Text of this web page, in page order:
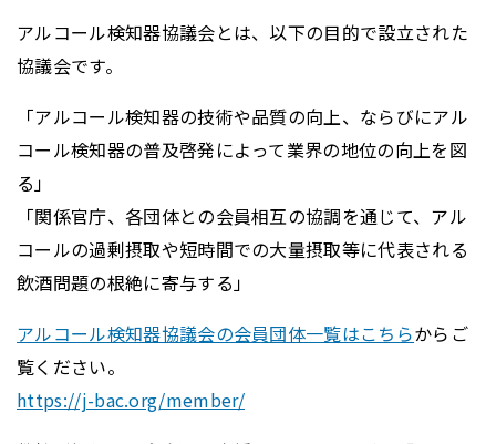
アルコール検知器協議会とは、以下の目的で設立された
協議会です。
「アルコール検知器の技術や品質の向上、ならびにアル
コール検知器の普及啓発によって業界の地位の向上を図
る」
「関係官庁、各団体との会員相互の協調を通じて、アル
コールの過剰摂取や短時間での大量摂取等に代表される
飲酒問題の根絶に寄与する」
アルコール検知器協議会の会員団体一覧はこちらからご
覧ください。
https://j-bac.org/member/